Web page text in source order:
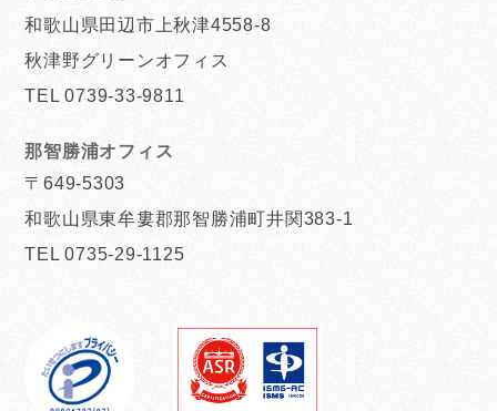
和歌山県田辺市上秋津4558-8
秋津野グリーンオフィス
TEL 0739-33-9811
那智勝浦オフィス
〒649-5303
和歌山県東牟婁郡那智勝浦町井関383-1
TEL 0735-29-1125